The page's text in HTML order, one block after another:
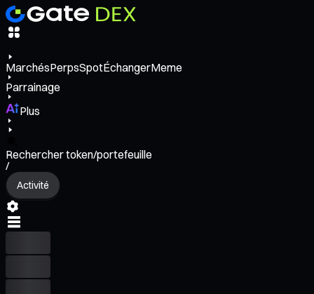
MarchésPerpsSpotÉchangerMeme
Parrainage
Plus
Rechercher token/portefeuille
/
Activité